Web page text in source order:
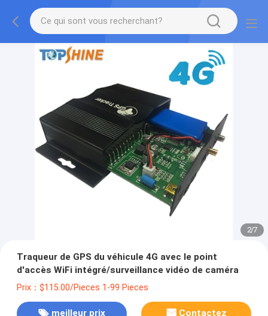
2/7
Traqueur de GPS du véhicule 4G avec le point
d'accès WiFi intégré/surveillance vidéo de caméra
Prix：$115.00/Pieces 1-99 Pieces
meilleur prix Contactez